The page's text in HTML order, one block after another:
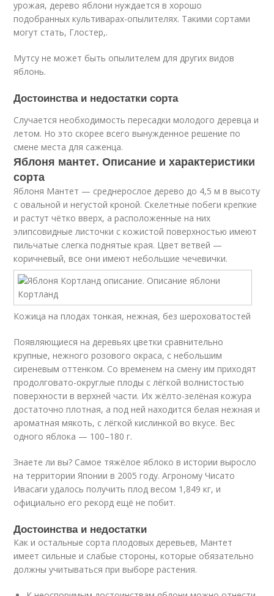
урожая, дерево яблони нуждается в хорошо
подобранных культиварах-опылителях. Такими сортами
могут стать, Глостер,.
Мутсу не может быть опылителем для других видов
яблонь.
Достоинства и недостатки сорта
Случается необходимость пересадки молодого деревца и
летом. Но это скорее всего вынужденное решение по
смене места для саженца.
Яблоня мантет. Описание и характеристики
сорта
Яблоня Мантет — среднерослое дерево до 4,5 м в высоту
с овальной и негустой кроной. Скелетные побеги крепкие
и растут чётко вверх, а расположенные на них
элипсовидные листочки с кожистой поверхностью имеют
пильчатые слегка поднятые края. Цвет ветвей —
коричневый, все они имеют небольшие чечевички.
Кожица на плодах тонкая, нежная, без шероховатостей
Появляющиеся на деревьях цветки сравнительно
крупные, нежного розового окраса, с небольшим
сиреневым оттенком. Со временем на смену им приходят
продолговато-округлые плоды с лёгкой волнистостью
поверхности в верхней части. Их жёлто-зелёная кожура
достаточно плотная, а под ней находится белая нежная и
ароматная мякоть, с лёгкой кислинкой во вкусе. Вес
одного яблока — 100–180 г.
Знаете ли вы? Самое тяжёлое яблоко в истории выросло
на территории Японии в 2005 году. Агроному Чисато
Ивасаги удалось получить плод весом 1,849 кг, и
официально его рекорд ещё не побит.
Достоинства и недостатки
Как и остальные сорта плодовых деревьев, Мантет
имеет сильные и слабые стороны, которые обязательно
должны учитываться при выборе растения.